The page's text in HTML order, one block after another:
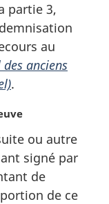
partie 3,
au
anciens
.
ou autre
signé par
de
de ce